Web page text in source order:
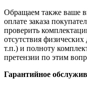
Обращаем также ваше
оплате заказа
проверить
отсутствия
т.п.) и полноту
претензии по этим
Гарантийное